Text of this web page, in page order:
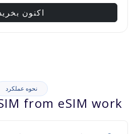
اکنون
نحوه عملکرد
from eSIM work?